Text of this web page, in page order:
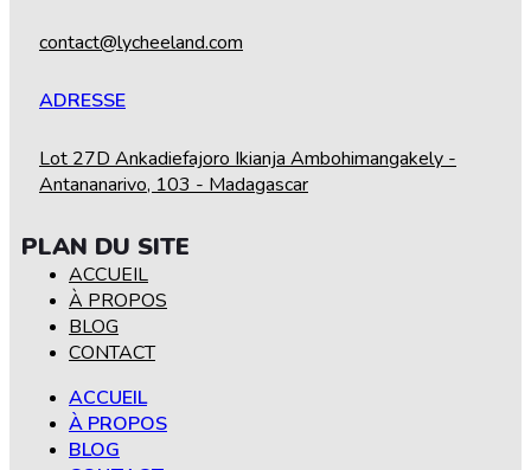
contact@lycheeland.com
ADRESSE
Lot 27D Ankadiefajoro Ikianja Ambohimangakely -
Antananarivo, 103 - Madagascar
PLAN DU SITE
ACCUEIL
À PROPOS
BLOG
CONTACT
ACCUEIL
À PROPOS
BLOG